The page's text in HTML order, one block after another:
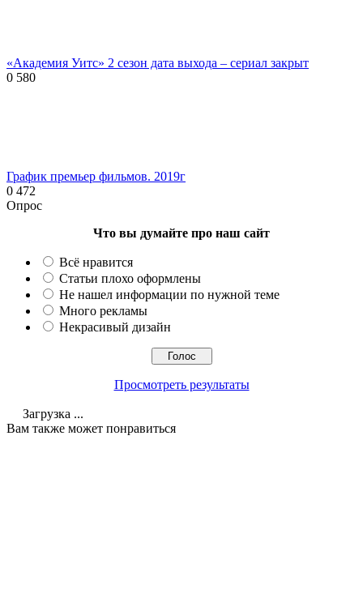
«Академия Уитс» 2 сезон дата выхода – сериал закрыт
0 580
График премьер фильмов. 2019г
0 472
Опрос
Что вы думайте про наш сайт
Всё нравится
Статьи плохо оформлены
Не нашел информации по нужной теме
Много рекламы
Некрасивый дизайн
Просмотреть результаты
Загрузка ...
Вам также может понравиться